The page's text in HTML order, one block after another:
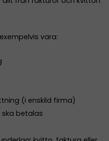
vara:
(i enskild firma)
betalas